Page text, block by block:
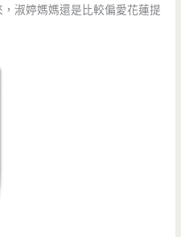
淑婷媽媽還是比較偏愛花蓮提